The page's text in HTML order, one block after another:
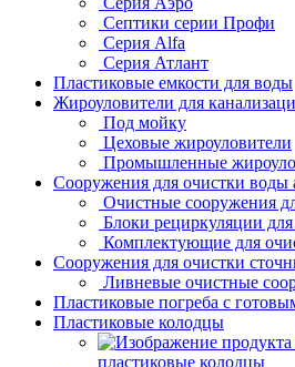
Септики серии Профи
Серия Alfa
Серия Атлант
Пластиковые емкости для воды
Жироуловители для
Под мойку
Цеховые жироуловители
Промышленные
Сооружения для очистки воды
Очистные сооружения
Блоки рециркуляции
Комплектующие для
Сооружения для очистки
Ливневые очистные
Пластиковые погреба с
Пластиковые колодцы
пластиковые колодцы